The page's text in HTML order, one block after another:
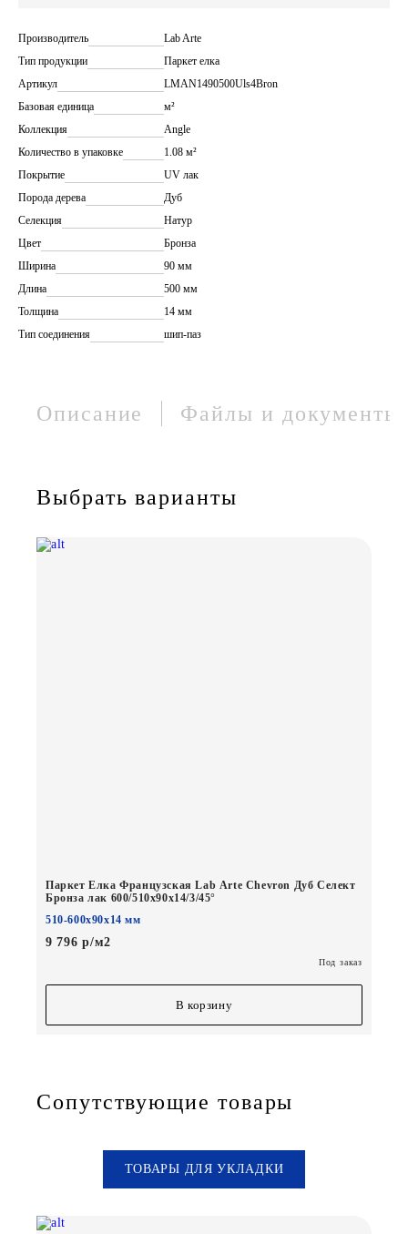
Производитель
Lab Arte
Тип продукции
Паркет елка
Артикул
LMAN1490500Uls4Bron
Базовая единица
м²
Коллекция
Angle
Количество в упаковке
1.08 м²
Покрытие
UV лак
Порода дерева
Дуб
Селекция
Натур
Цвет
Бронза
Ширина
90 мм
Длина
500 мм
Толщина
14 мм
Тип соединения
шип-паз
Описание Файлы и документы
Выбрать варианты
Паркет Елка Французская Lab Arte Chevron Дуб Селект
Бронза лак 600/510х90х14/3/45°
510-600х90х14 мм
9 796 р/м2
Под заказ
В корзину
Сопутствующие товары
ТОВАРЫ ДЛЯ УКЛАДКИ